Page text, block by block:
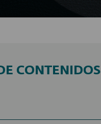
CONTENIDOS